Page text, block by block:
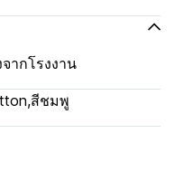
ากโรงงาน
,สีชมพู